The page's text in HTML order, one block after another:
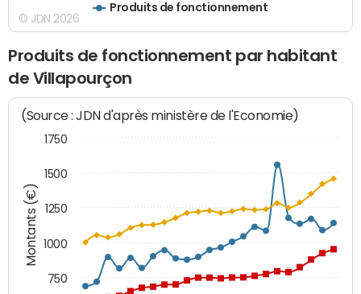
Produits de fonctionnement
© JDN 2026
Produits de fonctionnement par habitant
de Villapourçon
Montants (€)
(Source : JDN d'après ministère de l'Economie)
750
1000
1250
1500
1750